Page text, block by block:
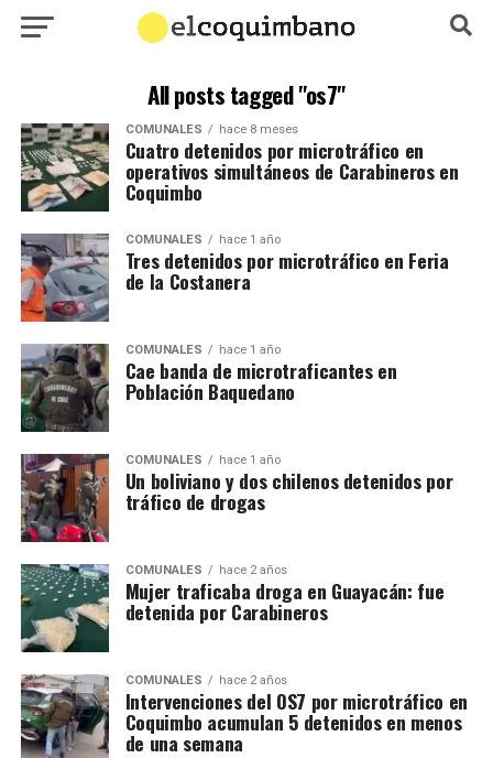
All posts tagged "os7"
COMUNALES hace 8 meses
Cuatro detenidos por microtráfico en
operativos simultáneos de Carabineros en
Coquimbo
COMUNALES hace 1 año
Tres detenidos por microtráfico en Feria
de la Costanera
COMUNALES hace 1 año
Cae banda de microtraficantes en
Población Baquedano
COMUNALES hace 1 año
Un boliviano y dos chilenos detenidos por
tráfico de drogas
COMUNALES hace 2 años
Mujer traficaba droga en Guayacán: fue
detenida por Carabineros
COMUNALES hace 2 años
Intervenciones del OS7 por microtráfico en
Coquimbo acumulan 5 detenidos en menos
de una semana